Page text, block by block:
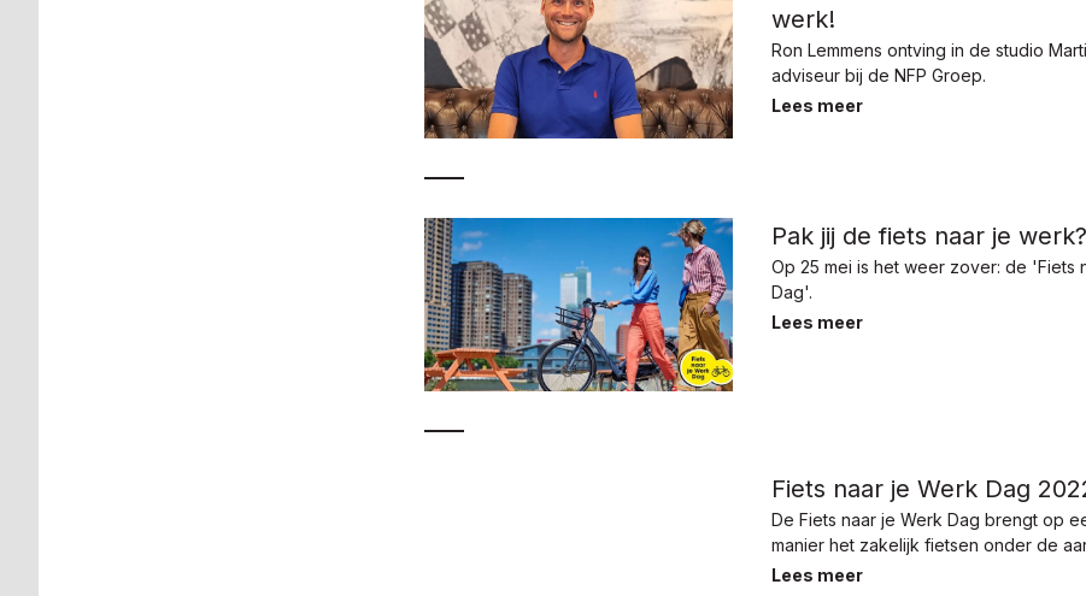
werk!
Ron Lemmens ontving in de studio
adviseur bij de NFP Groep.
Lees meer
Pak jij de fiets naar je werk?
Op 25 mei is het weer zover: de 'Fiets
Dag'.
Lees meer
Fiets naar je Werk Dag
De Fiets naar je Werk Dag brengt op
manier het zakelijk fietsen onder de
Lees meer